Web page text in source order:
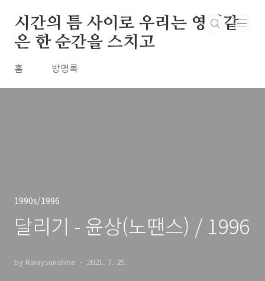
시간의 틈 사이로 우리는 영원같
은 한 순간을 스치고
홈 방명록
1990s/1996
달리기 - 윤상(노땐스) / 1996
by Rainysunshine 2021. 7. 25.